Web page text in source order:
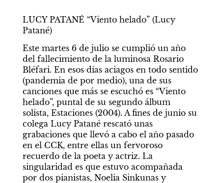
LUCY PATANÉ “Viento helado” (Lucy
Patané)
Este martes 6 de julio se cumplió un año
del fallecimiento de la luminosa Rosario
Bléfari. En esos días aciagos en todo sentido
(pandemia de por medio), una de sus
canciones que más se escuchó es “Viento
helado”, puntal de su segundo álbum
solista, Estaciones (2004). A fines de junio su
colega Lucy Patané rescató unas
grabaciones que llevó a cabo el año pasado
en el CCK, entre ellas un fervoroso
recuerdo de la poeta y actriz. La
singularidad es que estuvo acompañada
por dos pianistas, Noelia Sinkunas y